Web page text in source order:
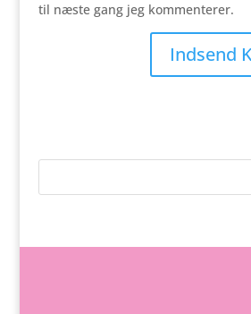
til næste gang jeg kommenterer.